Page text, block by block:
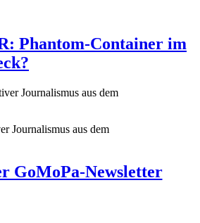
Phantom-Container im
Journalismus aus dem
GoMoPa-Newsletter